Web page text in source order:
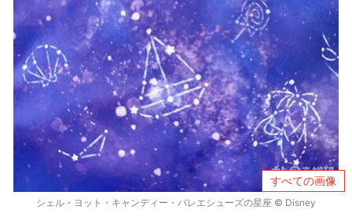
すべての画像
シェル・ヨット・キャンディー・バレエシューズの星座 © Disney